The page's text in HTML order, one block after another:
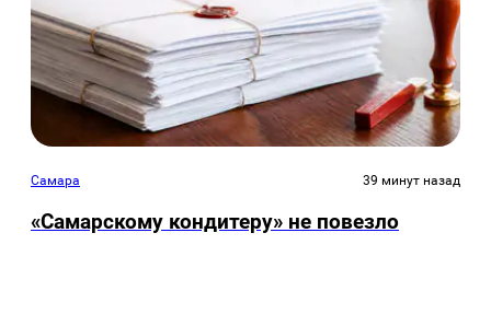
Самара 39 минут назад
«Самарскому кондитеру» не повезло